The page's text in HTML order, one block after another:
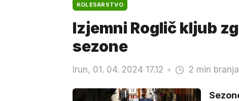
KOLESARSTVO
Izjemni Roglič kljub
sezone
Irun, 01. 04. 2024 17.12 2 min branja